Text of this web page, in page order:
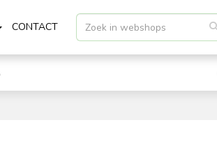
CONTACT